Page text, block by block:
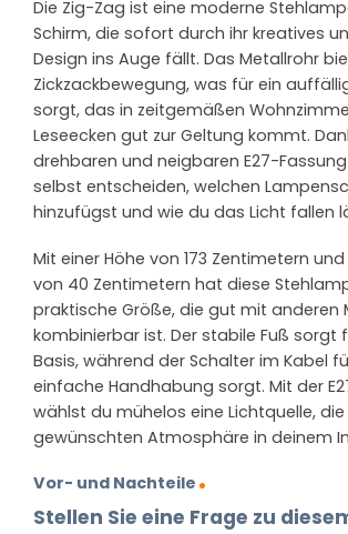
Die Zig-Zag ist eine moderne
Schirm, die sofort durch ihr kreatives
Design ins Auge fällt. Das Metallrohr
Zickzackbewegung, was für ein
sorgt, das in zeitgemäßen
Leseecken gut zur Geltung kommt.
drehbaren und neigbaren E27-
selbst entscheiden, welchen
hinzufügst und wie du das Licht fallen
Mit einer Höhe von 173 Zentimetern
von 40 Zentimetern hat diese
praktische Größe, die gut mit anderen
kombinierbar ist. Der stabile Fuß sorgt
Basis, während der Schalter im Kabel
einfache Handhabung sorgt. Mit der
wählst du mühelos eine Lichtquelle, die
gewünschten Atmosphäre in deinem
Vor- und Nachteile
Stellen Sie eine Frage zu